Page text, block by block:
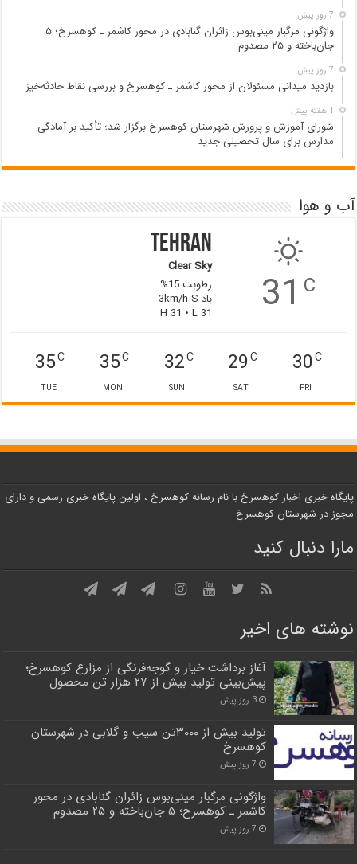
7 روز پیش
واژگونی مرگبار مینی‌بوس زائران گنابادی در محور کاشمر ـ کوهسرخ؛ ۵
جان‌باخته و ۲۵ مصدوم
7 روز پیش
بازدید میدانی مسئولان از محور کاشمر ـ کوهسرخ و بررسی نقاط حادثه‌خیز
1 هفته پیش
شورای آموزش و پرورش شهرستان کوهسرخ برگزار شد؛ تأکید بر آمادگی
مدارس برای سال تحصیلی جدید
آب و هوا
31 C
Tehran
Clear Sky
رطوبت 15%
باد 3km/h S
H 31 • L 31
30C
FRI
29C
SAT
32C
SUN
35C
MON
35C
TUE
پایگاه خبری اخبار کوهسرخ با نام رسانه کوهسرخ ، اولین پایگاه خبری رسمی و دارای
مجوز در شهرستان کوهسرخ
مارا دنبال کنید
نوشته های اخیر
آغاز برداشت خیار و گوجه‌فرنگی از مزارع کوهسرخ؛
پیش‌بینی تولید بیش از ۲۷ هزار تن محصول
3 روز پیش
تولید بیش از ۳۰۰۰تن سیب و گلابی در شهرستان
کوهسرخ
7 روز پیش
واژگونی مرگبار مینی‌بوس زائران گنابادی در محور
کاشمر ـ کوهسرخ؛ ۵ جان‌باخته و ۲۵ مصدوم
7 روز پیش